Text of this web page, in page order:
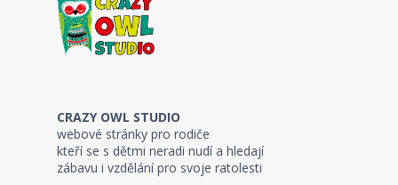
CRAZY OWL STUDIO
webové stránky pro rodiče
kteří se s dětmi neradi nudí a hledají
zábavu i vzdělání pro svoje ratolesti